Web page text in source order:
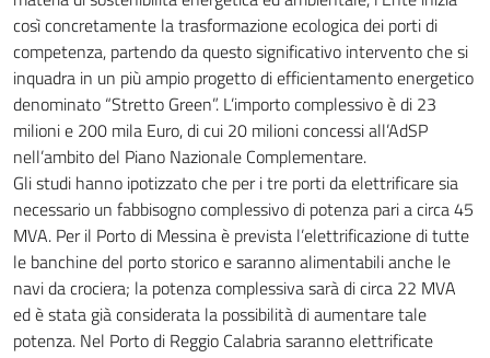
così concretamente la trasformazione ecologica dei porti di
competenza, partendo da questo significativo intervento che si
inquadra in un più ampio progetto di efficientamento energetico
denominato “Stretto Green”. L’importo complessivo è di 23
milioni e 200 mila Euro, di cui 20 milioni concessi all’AdSP
nell’ambito del Piano Nazionale Complementare.
Gli studi hanno ipotizzato che per i tre porti da elettrificare sia
necessario un fabbisogno complessivo di potenza pari a circa 45
MVA. Per il Porto di Messina è prevista l’elettrificazione di tutte
le banchine del porto storico e saranno alimentabili anche le
navi da crociera; la potenza complessiva sarà di circa 22 MVA
ed è stata già considerata la possibilità di aumentare tale
potenza. Nel Porto di Reggio Calabria saranno elettrificate